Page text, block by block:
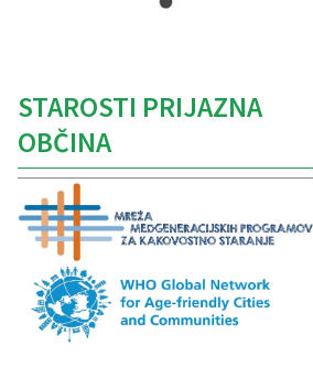
STAROSTI PRIJAZNA
OBČINA